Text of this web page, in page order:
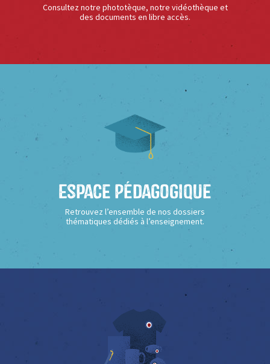
Consultez notre phototèque, notre vidéothèque et
des documents en libre accès.
Espace Pédagogique
Retrouvez l’ensemble de nos dossiers
thématiques dédiés à l’enseignement.